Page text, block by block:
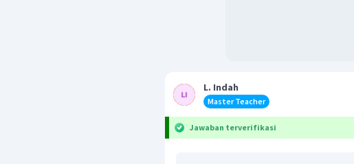
L. Indah
Master Teacher
Jawaban terverifikasi